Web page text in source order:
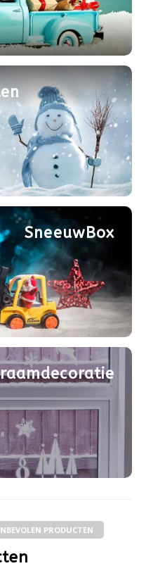
SneeuwBox
PRODUCTEN